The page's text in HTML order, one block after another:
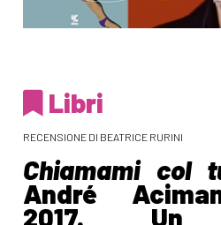
Libri
RECENSIONE DI BEATRICE RURINI
Chiamami col
André
2017. Un